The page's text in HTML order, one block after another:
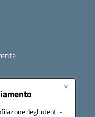
degli utenti -